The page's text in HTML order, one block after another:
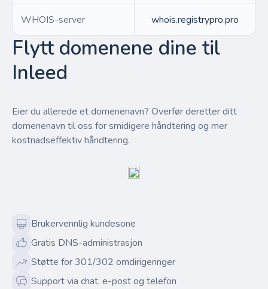
WHOIS-server whois.registrypro.pro
Flytt domenene dine til
Inleed
Eier du allerede et domenenavn? Overfør deretter ditt
domenenavn til oss for smidigere håndtering og mer
kostnadseffektiv håndtering.
Brukervennlig kundesone
Gratis DNS-administrasjon
Støtte for 301/302 omdirigeringer
Support via chat, e-post og telefon